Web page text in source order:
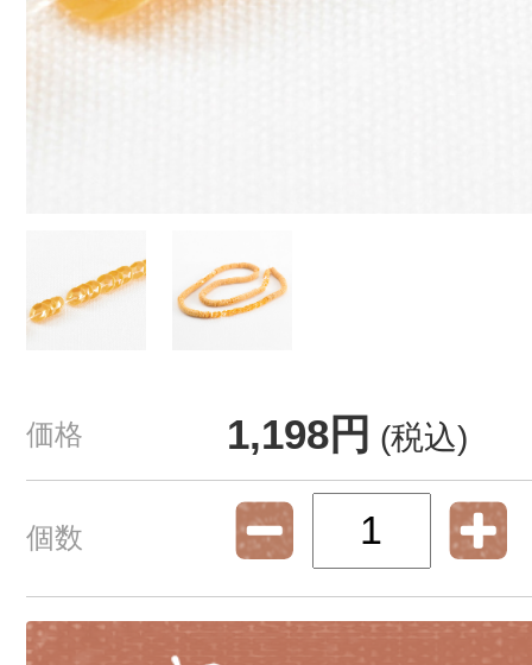
価格 1,198円 (税込)
個数